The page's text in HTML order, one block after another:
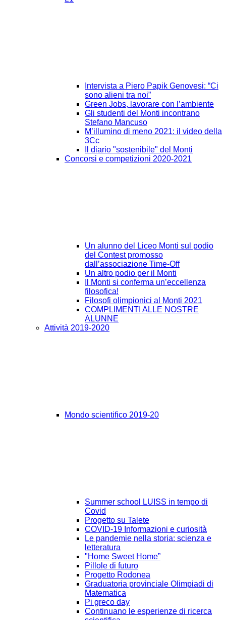
Intervista a Piero Papik Genovesi: “Ci
sono alieni tra noi”
Green Jobs, lavorare con l’ambiente
Gli studenti del Monti incontrano
Stefano Mancuso
M’illumino di meno 2021: il video della
3Cc
Il diario "sostenibile" del Monti
Concorsi e competizioni 2020-2021
Un alunno del Liceo Monti sul podio
del Contest promosso
dall’associazione Time-Off
Un altro podio per il Monti
Il Monti si conferma un’eccellenza
filosofica!
Filosofi olimpionici al Monti 2021
COMPLIMENTI ALLE NOSTRE
ALUNNE
Attività 2019-2020
Mondo scientifico 2019-20
Summer school LUISS in tempo di
Covid
Progetto su Talete
COVID-19 Informazioni e curiosità
Le pandemie nella storia: scienza e
letteratura
"Home Sweet Home”
Pillole di futuro
Progetto Rodonea
Graduatoria provinciale Olimpiadi di
Matematica
Pi greco day
Continuano le esperienze di ricerca